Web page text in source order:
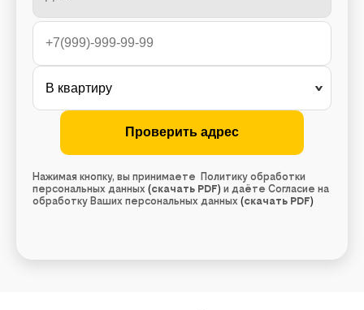
Нажимая кнопку, вы принимаете Политику обработки
персональных данных (скачать PDF) и даёте Согласие на
обработку Ваших персональных данных (скачать PDF)